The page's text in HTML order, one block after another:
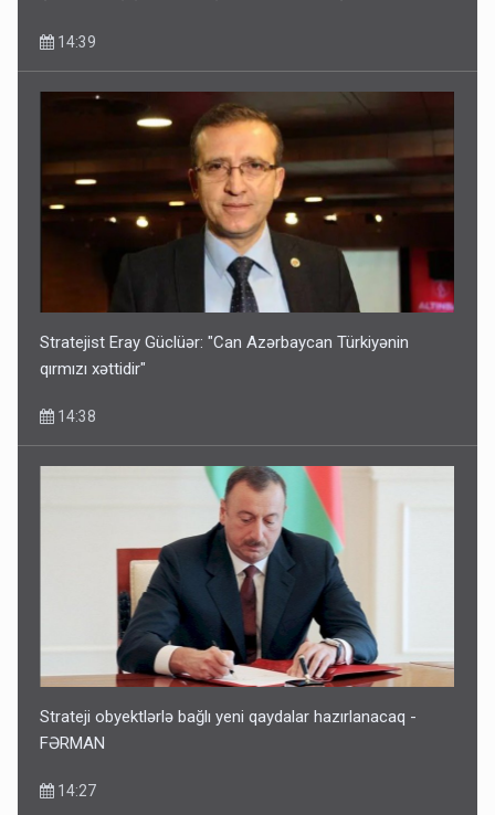
14:39
Stratejist Eray Güclüər: "Can Azərbaycan Türkiyənin
qırmızı xəttidir"
14:38
Strateji obyektlərlə bağlı yeni qaydalar hazırlanacaq -
FƏRMAN
14:27